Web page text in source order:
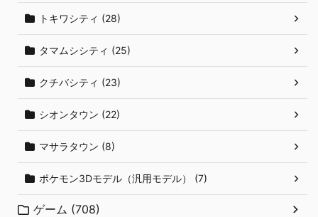
トキワシティ (28)
タマムシシティ (25)
クチバシティ (23)
シオンタウン (22)
マサラタウン (8)
ポケモン3Dモデル（汎用モデル） (7)
ゲーム (708)